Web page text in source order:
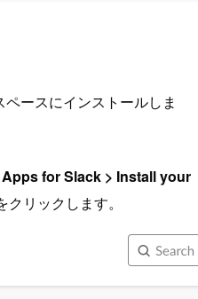
ースにインストールしま
for Slack > Install your
クリックします。